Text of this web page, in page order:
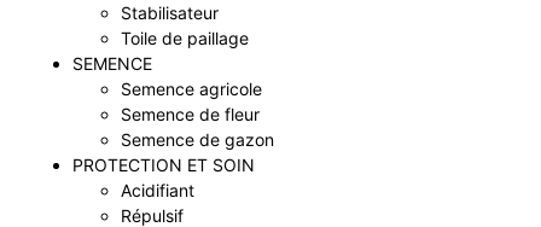
Stabilisateur
Toile de paillage
SEMENCE
Semence agricole
Semence de fleur
Semence de gazon
PROTECTION ET SOIN
Acidifiant
Répulsif